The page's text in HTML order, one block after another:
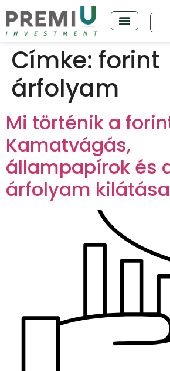
Címke: forint
árfolyam
Mi történik a
Kamatvágás,
állampapírok és
árfolyam